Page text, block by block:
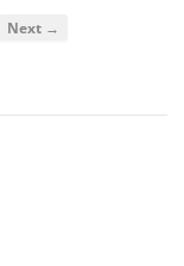
Next →